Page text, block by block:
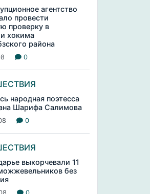
агентство
провести
проверку в
хокима
района
0
народная поэтесса
Шарифа Салимова
0
выкорчевали 11
без